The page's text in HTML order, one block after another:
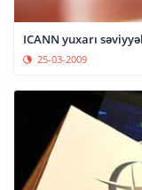
ICANN yuxarı
25-03-2009